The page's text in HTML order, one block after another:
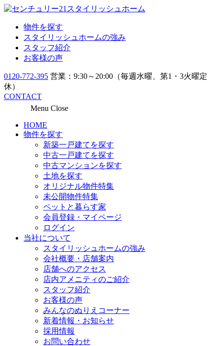
物件を探す
スタイリッシュホームの強み
スタッフ紹介
お客様の声
0120-772-395 営業：9:30～20:00（毎週水曜、第1・3火曜定
休）
CONTACT
Menu Close
HOME
物件を探す
新築一戸建てを探す
中古一戸建てを探す
中古マンションを探す
土地を探す
オリジナル物件特集
未公開物件特集
ペットと暮らす家
会員登録・マイページ
ログイン
当社について
スタイリッシュホームの強み
会社概要・店舗案内
店舗へのアクセス
店内アメニティのご紹介
スタッフ紹介
お客様の声
みんなのぬりえコーナー
新着情報・お知らせ
採用情報
お問い合わせ